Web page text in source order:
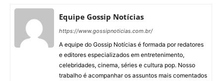
Equipe Gossip Notícias
https://www.gossipnoticias.com.br/
A equipe do Gossip Notícias é formada por redatores
e editores especializados em entretenimento,
celebridades, cinema, séries e cultura pop. Nosso
trabalho é acompanhar os assuntos mais comentados